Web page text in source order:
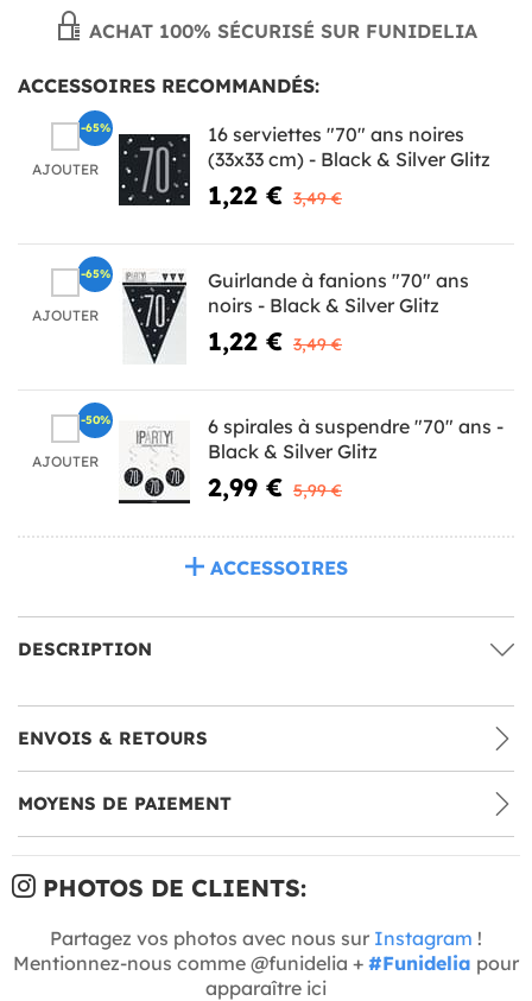
ACHAT 100% SÉCURISÉ SUR FUNIDELIA
ACCESSOIRES RECOMMANDÉS:
AJOUTER
16 serviettes "70" ans noires
(33x33 cm) - Black & Silver Glitz
1,22 € 3,49 €
-65%
AJOUTER
Guirlande à fanions "70" ans
noirs - Black & Silver Glitz
1,22 € 3,49 €
-65%
AJOUTER
6 spirales à suspendre "70" ans -
Black & Silver Glitz
2,99 € 5,99 €
-50%
ACCESSOIRES
DESCRIPTION
ENVOIS & RETOURS
MOYENS DE PAIEMENT
PHOTOS DE CLIENTS:
Partagez vos photos avec nous sur Instagram !
Mentionnez-nous comme @funidelia + #Funidelia pour
apparaître ici